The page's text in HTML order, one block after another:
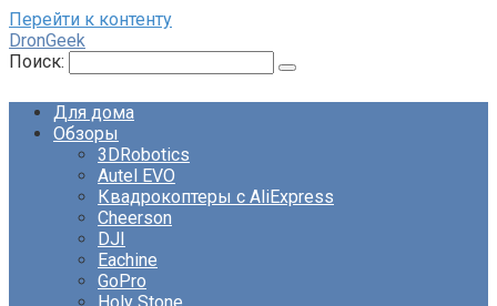
Перейти к контенту
DronGeek
Поиск:
Для дома
Обзоры
3DRobotics
Autel EVO
Квадрокоптеры с AliExpress
Cheerson
DJI
Eachine
GoPro